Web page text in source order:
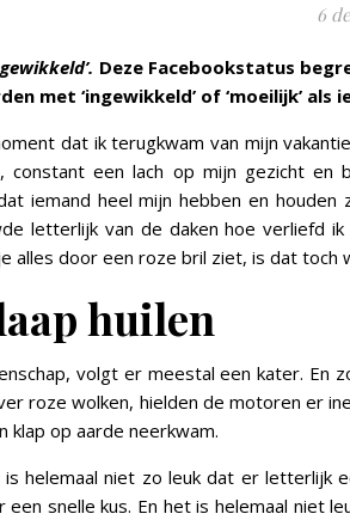
6
Deze Facebookstatus
met ‘ingewikkeld’ of ‘moeilijk’
dat ik terugkwam van mijn
constant een lach op mijn gezicht en
iemand heel mijn hebben en
letterlijk van de daken hoe verliefd
alles door een roze bril ziet, is dat toch
huilen
volgt er meestal een kater. En
roze wolken, hielden de motoren er
klap op aarde neerkwam.
helemaal niet zo leuk dat er letterlijk
een snelle kus. En het is helemaal niet